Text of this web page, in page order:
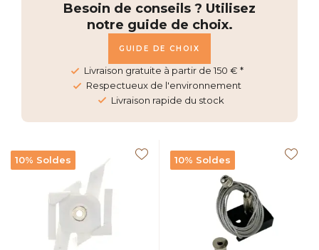
Besoin de conseils ? Utilisez
notre guide de choix.
GUIDE DE CHOIX
Livraison gratuite à partir de 150 € *
Respectueux de l'environnement
Livraison rapide du stock
10% Soldes 10% Soldes